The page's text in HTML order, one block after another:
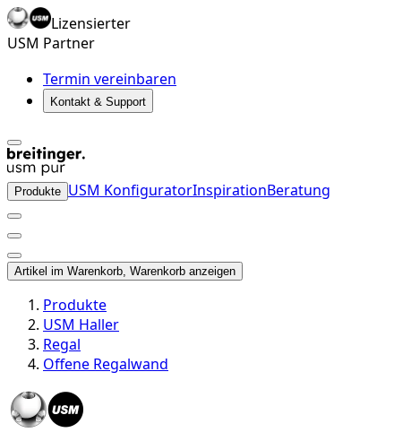
Lizensierter
USM Partner
Termin vereinbaren
Kontakt & Support
Produkte USM KonfiguratorInspirationBeratung
Artikel im Warenkorb, Warenkorb anzeigen
Produkte
USM Haller
Regal
Offene Regalwand